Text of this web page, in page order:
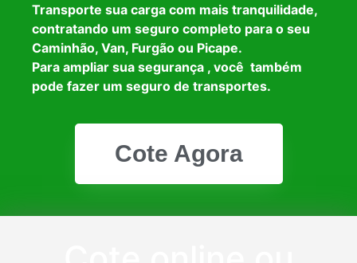
Transporte sua carga com mais tranquilidade,
contratando um seguro completo para o seu
Caminhão, Van, Furgão ou Picape.
Para ampliar sua segurança , você também
pode fazer um seguro de transportes.
Cote Agora